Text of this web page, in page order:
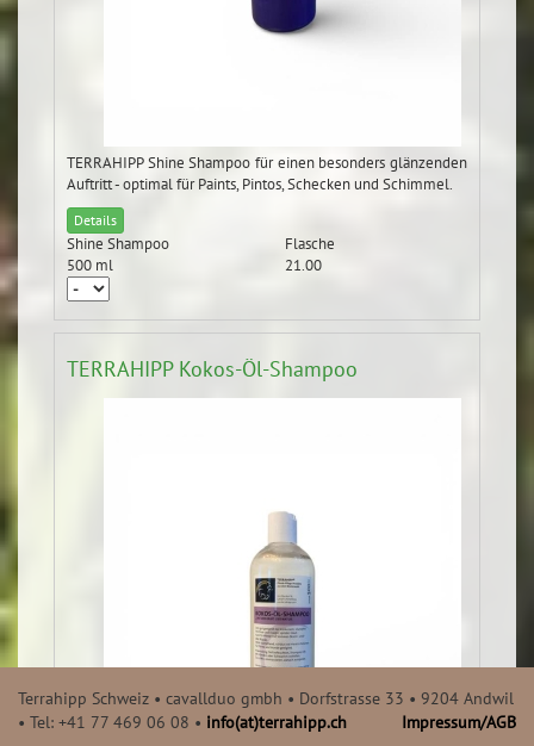
TERRAHIPP Shine Shampoo für einen besonders glänzenden
Auftritt - optimal für Paints, Pintos, Schecken und Schimmel.
Details
Shine Shampoo
Flasche
500 ml
21.00
TERRAHIPP Kokos-Öl-Shampoo
Terrahipp Schweiz • cavallduo gmbh • Dorfstrasse 33 • 9204 Andwil
• Tel: +41 77 469 06 08 • info(at)terrahipp.ch Impressum/AGB